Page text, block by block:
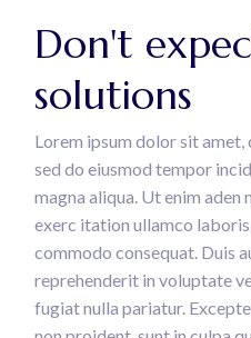
Don't
solutions
Lorem ipsum dolor sit
sed do eiusmod tempor
magna aliqua. Ut enim aden
exerc itation ullamco laboris
commodo consequat. Duis
reprehenderit in voluptate
fugiat nulla pariatur.